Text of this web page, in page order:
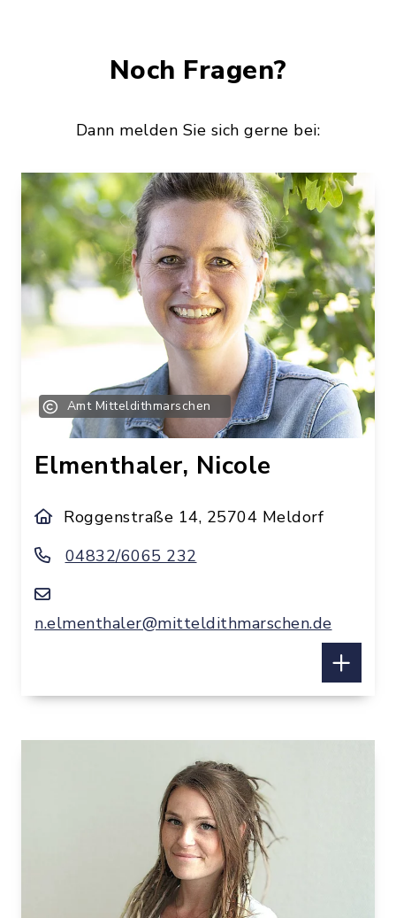
Noch Fragen?
Dann melden Sie sich gerne bei:
Amt Mitteldithmarschen
Elmenthaler, Nicole
Roggenstraße 14, 25704 Meldorf
04832/6065 232
n.elmenthaler@mitteldithmarschen.de